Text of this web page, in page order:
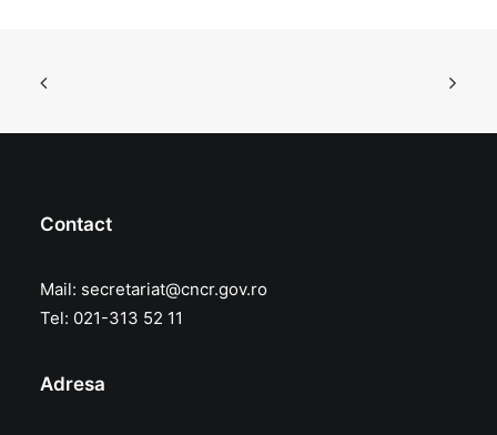
Contact
Mail: secretariat@cncr.gov.ro
Tel: 021-313 52 11
Adresa